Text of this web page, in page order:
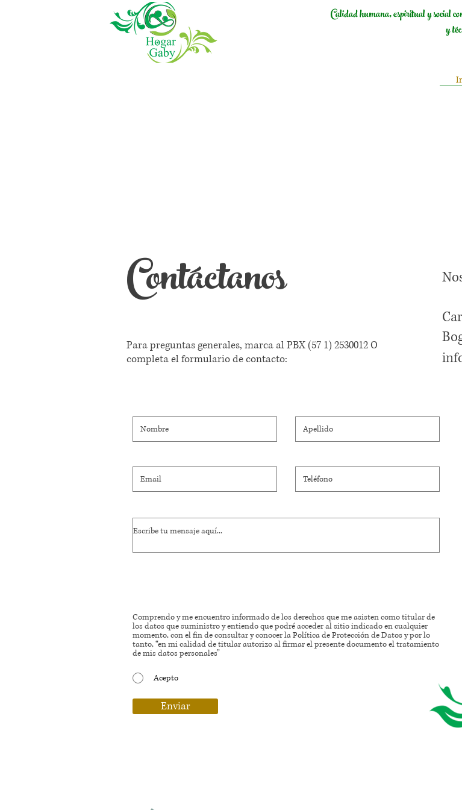
Calidad humana, espiritual y social
y
Contáctanos
Para preguntas generales, marca al PBX (57 1) 2530012 O
completa el formulario de contacto:
Comprendo y me encuentro informado de los derechos que me asisten como titular de
los datos que suministro y entiendo que podré acceder al sitio indicado en cualquier
momento, con el fin de consultar y conocer la Política de Protección de Datos y por lo
tanto, “en mi calidad de titular autorizo al firmar el presente documento el tratamiento
de mis datos personales”
Acepto
Enviar